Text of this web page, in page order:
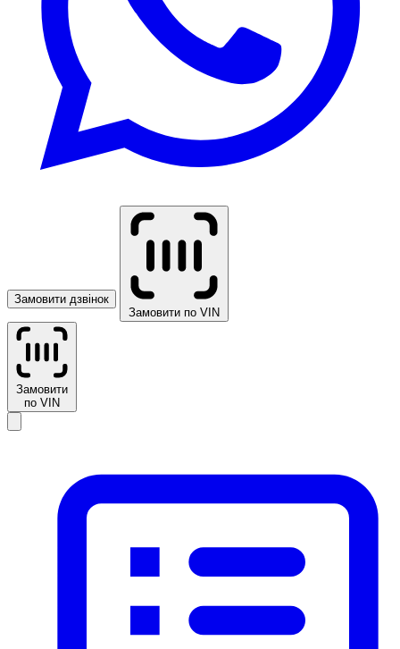
Замовити дзвінок
Замовити по VIN
Замовити
по VIN